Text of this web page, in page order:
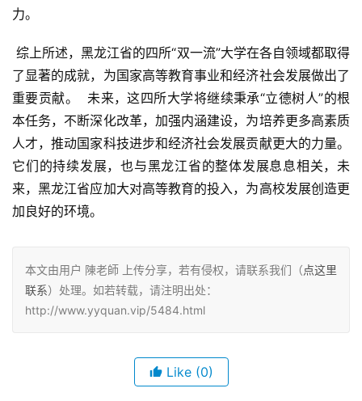
力。
综上所述，黑龙江省的四所“双一流”大学在各自领域都取得
了显著的成就，为国家高等教育事业和经济社会发展做出了
重要贡献。  未来，这四所大学将继续秉承“立德树人”的根
本任务，不断深化改革，加强内涵建设，为培养更多高素质
人才，推动国家科技进步和经济社会发展贡献更大的力量。
它们的持续发展，也与黑龙江省的整体发展息息相关，未
来，黑龙江省应加大对高等教育的投入，为高校发展创造更
加良好的环境。
本文由用户 陳老師 上传分享，若有侵权，请联系我们（点这里
联系）处理。如若转载，请注明出处：
http://www.yyquan.vip/5484.html
Like (0)